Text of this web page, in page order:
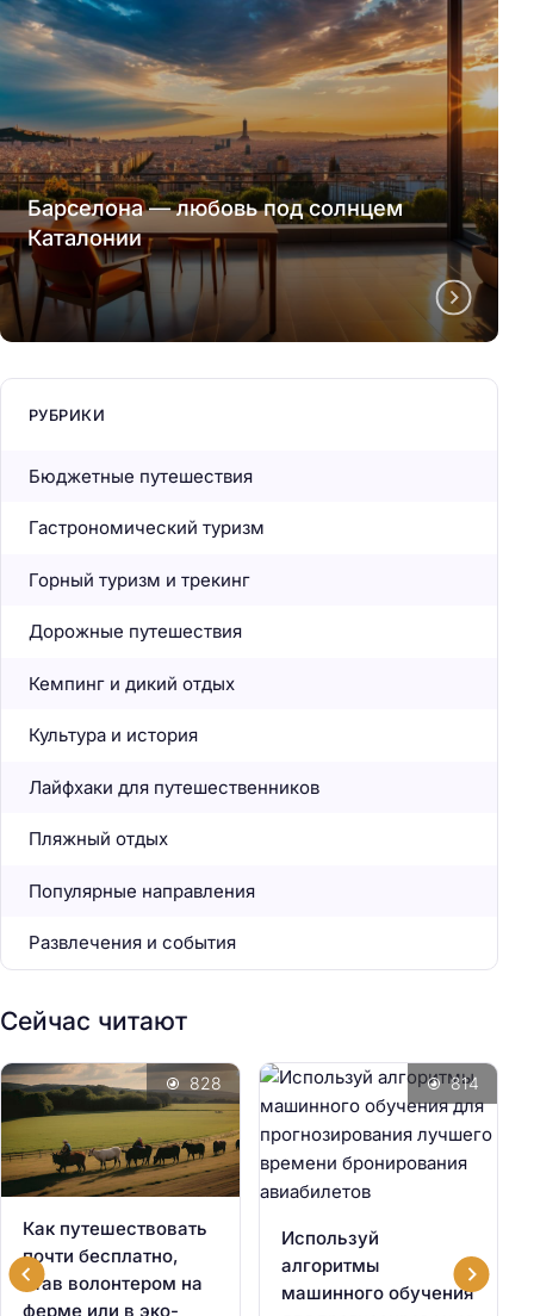
Барселона — любовь под солнцем
Каталонии
РУБРИКИ
Бюджетные путешествия
Гастрономический туризм
Горный туризм и трекинг
Дорожные путешествия
Кемпинг и дикий отдых
Культура и история
Лайфхаки для путешественников
Пляжный отдых
Популярные направления
Развлечения и события
Сейчас читают
Как путешествовать
почти бесплатно,
став волонтером на
ферме или в эко-
828
Используй
алгоритмы
машинного обучения
814